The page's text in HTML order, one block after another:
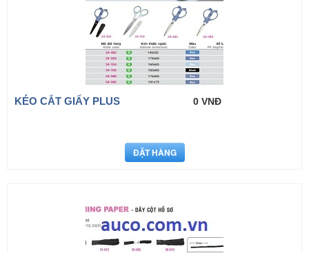
KÉO CẮT GIẤY PLUS 0 VNĐ